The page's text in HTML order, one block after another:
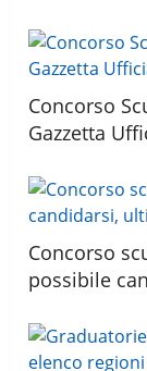
Concorso
Gazzetta
Concorso
possibile